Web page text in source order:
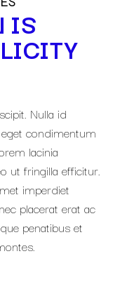
IS
Nulla id
condimentum
lacinia
ut fringilla efficitur.
imperdiet
placerat erat ac
penatibus et